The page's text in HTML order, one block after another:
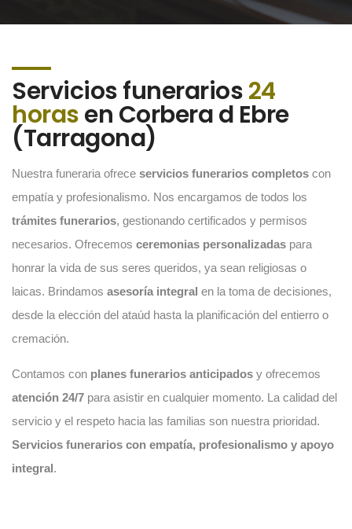
Servicios funerarios24
horasen Corbera d Ebre
(Tarragona)
Nuestra funeraria ofrece servicios funerarios completos con
empatía y profesionalismo. Nos encargamos de todos los
trámites funerarios, gestionando certificados y permisos
necesarios. Ofrecemos ceremonias personalizadas para
honrar la vida de sus seres queridos, ya sean religiosas o
laicas. Brindamos asesoría integral en la toma de decisiones,
desde la elección del ataúd hasta la planificación del entierro o
cremación.
Contamos con planes funerarios anticipados y ofrecemos
atención 24/7 para asistir en cualquier momento. La calidad del
servicio y el respeto hacia las familias son nuestra prioridad.
Servicios funerarios con empatía, profesionalismo y apoyo
integral.